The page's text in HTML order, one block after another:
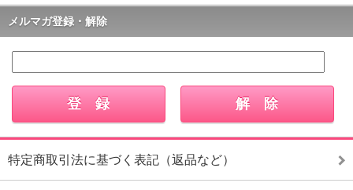
メルマガ登録・解除
特定商取引法に基づく表記（返品など）